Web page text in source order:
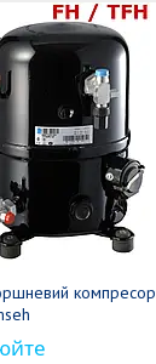
компресор